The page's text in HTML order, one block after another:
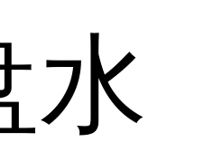
水